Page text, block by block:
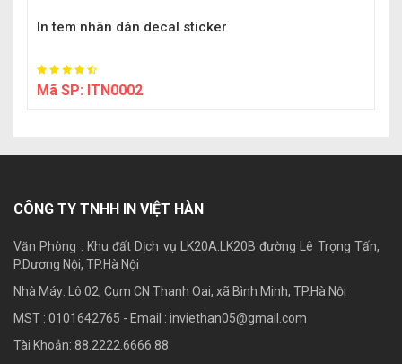
In tem nhãn dán decal sticker
Mã SP: ITN0002
CÔNG TY TNHH IN VIỆT HÀN
Văn Phòng : Khu đất Dịch vụ LK20A.LK20B đường Lê Trọng Tấn,
P.Dương Nội, TP.Hà Nội
Nhà Máy: Lô 02, Cụm CN Thanh Oai, xã Bình Minh, TP.Hà Nội
MST : 0101642765 - Email : inviethan05@gmail.com
Tài Khoản: 88.2222.6666.88